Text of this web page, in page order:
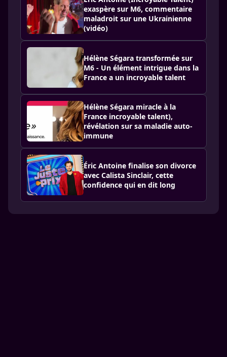
exaspère sur M6, commentaire
maladroit sur une Ukrainienne
(vidéo)
Hélène Ségara transformée sur
M6 - Un élément intrigue dans la
France a un incroyable talent
Hélène Ségara miracle à la
France incroyable talent),
révélation sur sa maladie auto-
immune
Éric Antoine finalise son divorce
avec Calista Sinclair, cette
confidence qui en dit long